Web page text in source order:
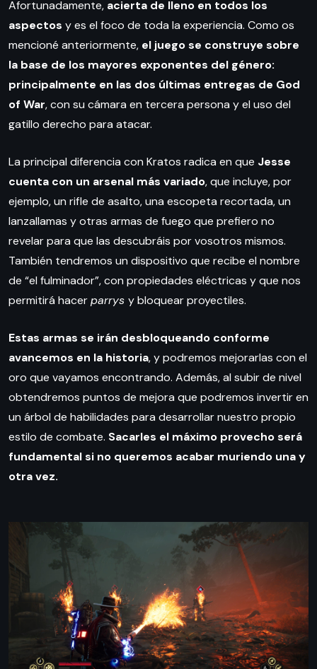
Afortunadamente, acierta de lleno en todos los
aspectos y es el foco de toda la experiencia. Como os
mencioné anteriormente, el juego se construye sobre
la base de los mayores exponentes del género:
principalmente en las dos últimas entregas de God
of War, con su cámara en tercera persona y el uso del
gatillo derecho para atacar.
La principal diferencia con Kratos radica en que Jesse
cuenta con un arsenal más variado, que incluye, por
ejemplo, un rifle de asalto, una escopeta recortada, un
lanzallamas y otras armas de fuego que prefiero no
revelar para que las descubráis por vosotros mismos.
También tendremos un dispositivo que recibe el nombre
de “el fulminador”, con propiedades eléctricas y que nos
permitirá hacerparrys y bloquear proyectiles.
Estas armas se irán desbloqueando conforme
avancemos en la historia, y podremos mejorarlas con el
oro que vayamos encontrando. Además, al subir de nivel
obtendremos puntos de mejora que podremos invertir en
un árbol de habilidades para desarrollar nuestro propio
estilo de combate. Sacarles el máximo provecho será
fundamental si no queremos acabar muriendo una y
otra vez.